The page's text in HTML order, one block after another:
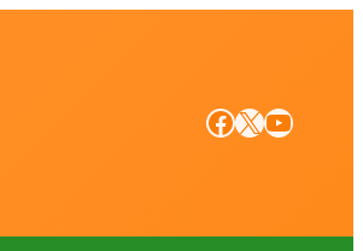
Facebook X YouTube